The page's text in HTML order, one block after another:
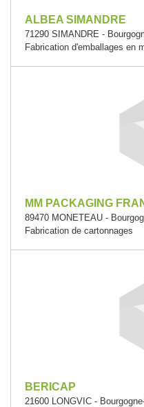
ALBEA SIMANDRE
71290 SIMANDRE -
Fabrication d'emballages en
MM PACKAGING
89470 MONETEAU -
Fabrication de cartonnages
BERICAP
21600 LONGVIC -